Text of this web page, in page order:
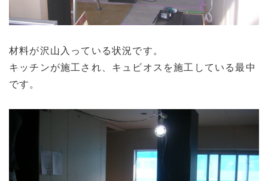
材料が沢山入っている状況です。
キッチンが施工され、キュビオスを施工している最中
です。